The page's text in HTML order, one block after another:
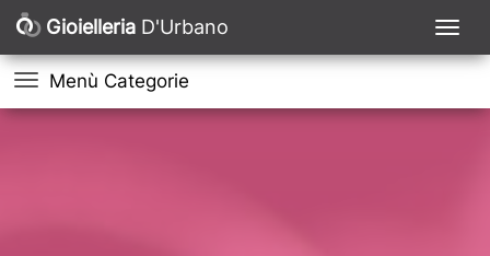
Gioielleria D'Urbano
Menù Categorie